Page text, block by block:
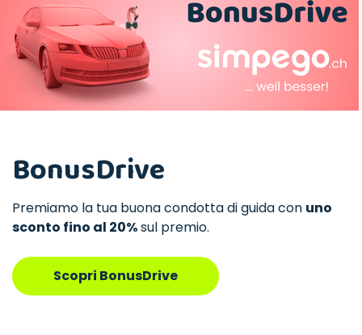
BonusDrive
Premiamo la tua buona condotta di guida con uno
sconto fino al 20%sul premio.
Scopri BonusDrive